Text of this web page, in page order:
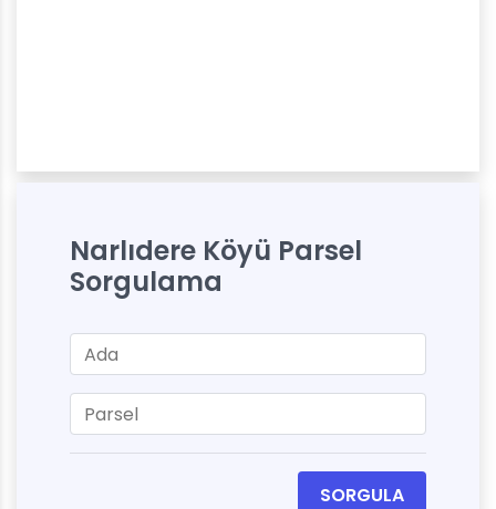
Narlıdere Köyü Parsel
Sorgulama
SORGULA